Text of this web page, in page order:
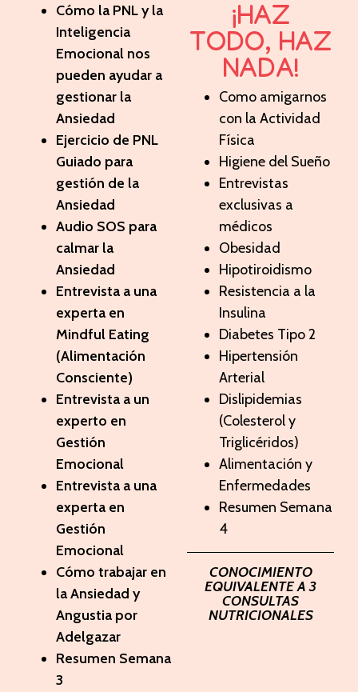
Cómo la PNL y la
Inteligencia
Emocional nos
pueden ayudar a
gestionar la
Ansiedad
Ejercicio de PNL
Guiado para
gestión de la
Ansiedad
Audio SOS para
calmar la
Ansiedad
Entrevista a una
experta en
Mindful Eating
(Alimentación
Consciente)
Entrevista a un
experto en
Gestión
Emocional
Entrevista a una
experta en
Gestión
Emocional
Cómo trabajar en
la Ansiedad y
Angustia por
Adelgazar
Resumen Semana
3
¡HAZ
TODO, HAZ
NADA!
Como amigarnos
con la Actividad
Física
Higiene del Sueño
Entrevistas
exclusivas a
médicos
Obesidad
Hipotiroidismo
Resistencia a la
Insulina
Diabetes Tipo 2
Hipertensión
Arterial
Dislipidemias
(Colesterol y
Triglicéridos)
Alimentación y
Enfermedades
Resumen Semana
4
CONOCIMIENTO
EQUIVALENTE A 3
CONSULTAS
NUTRICIONALES